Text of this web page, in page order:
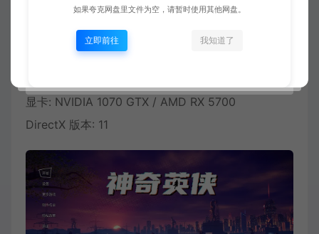
操作系统: Windows 64-bit
处理器: Quad-core Intel or AMD, 2.5 GHz or
显卡: NVIDIA 1070 GTX / AMD RX 5700
DirectX 版本: 11
如果夸克网盘里文件为空，请暂时使用其他网盘。
立即前往 我知道了